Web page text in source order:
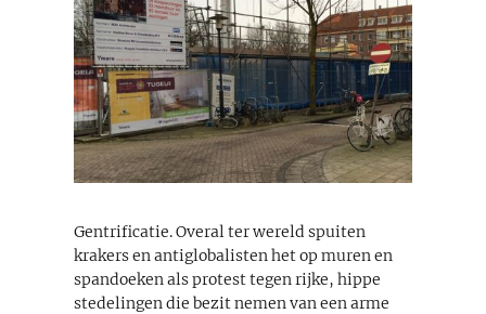
Gentrificatie. Overal ter wereld spuiten
krakers en antiglobalisten het op muren en
spandoeken als protest tegen rijke, hippe
stedelingen die bezit nemen van een arme